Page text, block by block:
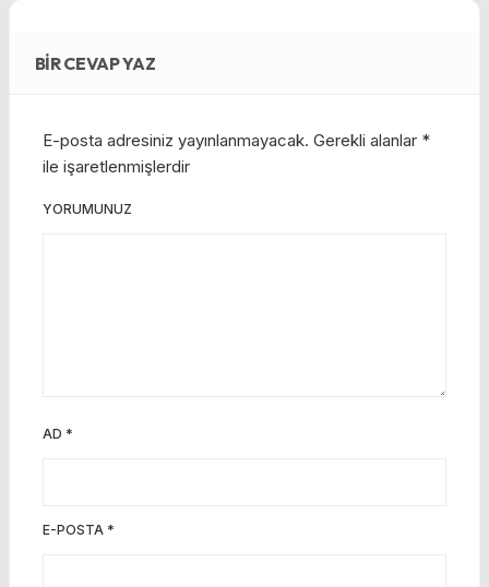
BIR CEVAP YAZ
E-posta adresiniz yayınlanmayacak. Gerekli alanlar *
ile işaretlenmişlerdir
YORUMUNUZ
AD *
E-POSTA *